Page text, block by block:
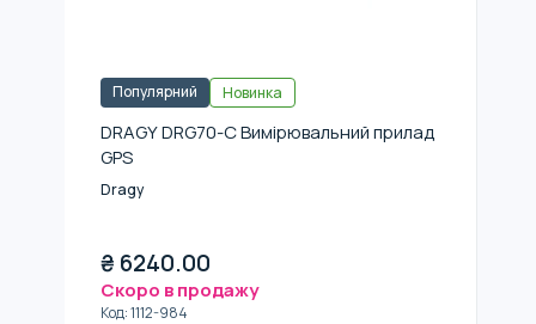
Популярний Новинка
DRAGY DRG70-C Вимірювальний прилад
GPS
Dragy
₴ 6240.00
Скоро в продажу
Код:1112-984